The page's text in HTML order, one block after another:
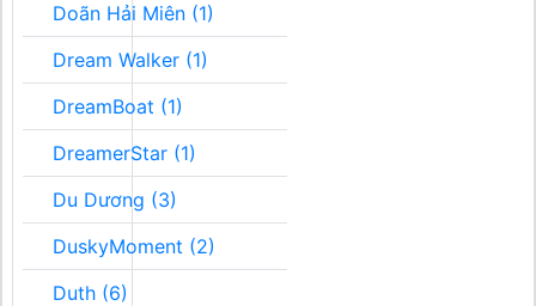
Doãn Hải Miên (1)
Dream Walker (1)
DreamBoat (1)
DreamerStar (1)
Du Dương (3)
DuskyMoment (2)
Duth (6)